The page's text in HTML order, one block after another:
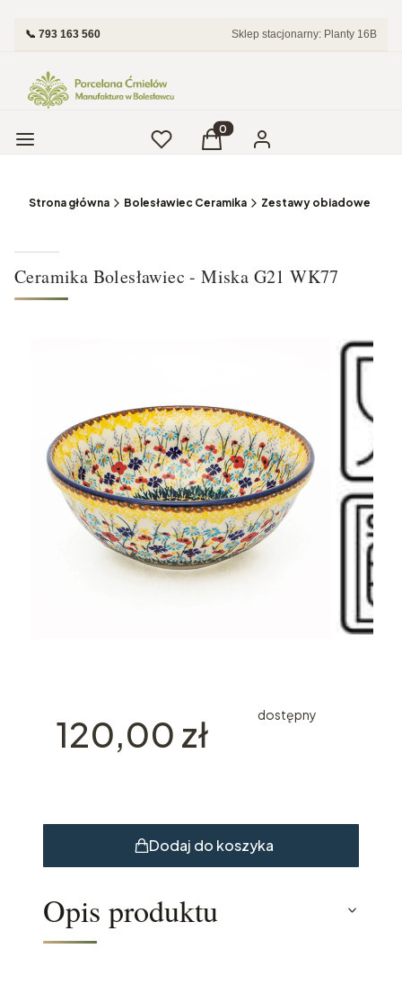
📞 793 163 560 Sklep stacjonarny: Planty 16B
Menu UlubioneProdukty w koszyku: 0.
Koszyk Zaloguj się
Strona główna Bolesławiec Ceramika Zestawy obiadowe i
Ceramika Bolesławiec - Miska G21 WK77
Cena
120,00 zł dostępny
Dodaj do koszyka
Opis produktu